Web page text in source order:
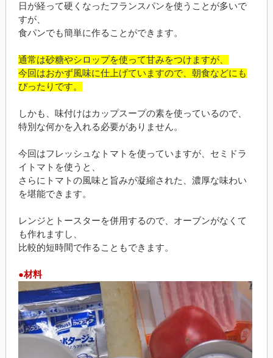
日が経って硬くなったフランスパンを使うことが多いで
すが、
食パンでも簡単に作ることができます。
通常は砂糖やシロップを使って甘みをつけますが、
今回はおかず風味に仕上げていますので、朝食などにも
ぴったりです。
しかも、味付けはカップスープの素を使っているので、
特別な何かを入れる必要がありません。
今回はフレッシュなトマトを使っていますが、セミドラ
イトマトを使うと、
さらにトマトの風味と旨みが凝縮された、濃厚な味わい
を堪能できます。
レンジとトースターを併用するので、オーブンがなくて
も作れますし、
比較的短時間で作ることもできます。
●材料